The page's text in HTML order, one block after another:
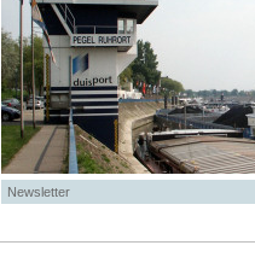
Newsletter